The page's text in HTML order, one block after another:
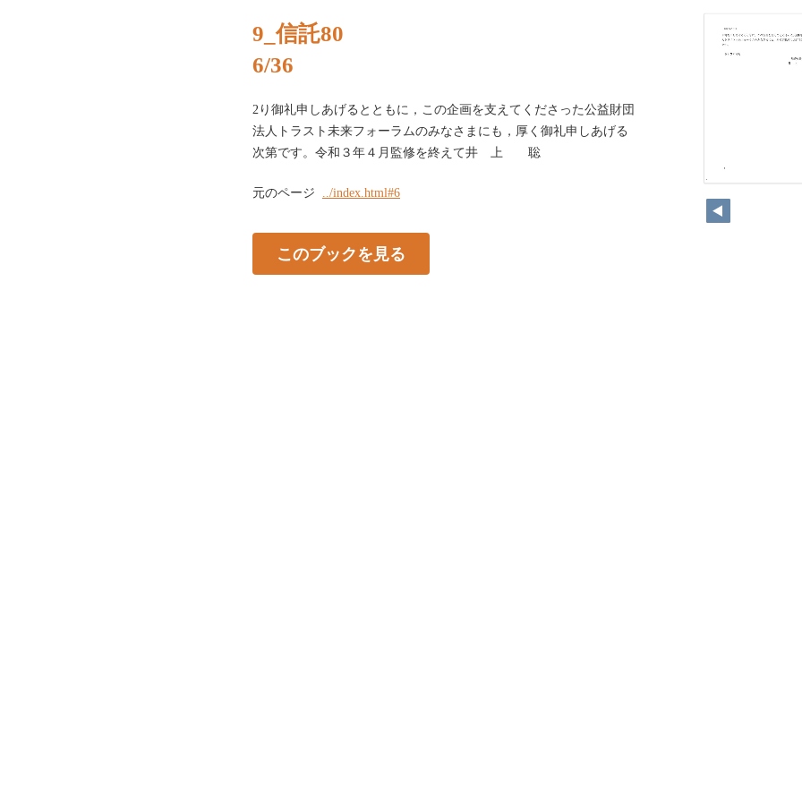
6
9_信託80
6/36
2り御礼申しあげるとともに，この企画を支えてくださった公益財団
法人トラスト未来フォーラムのみなさまにも，厚く御礼申しあげる
次第です。令和３年４月監修を終えて井 上 聡
元のページ ../index.html#6
このブックを見る